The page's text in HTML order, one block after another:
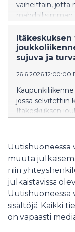
vaiheittain, jotta
mahdollisimman
Itäkeskuksen
sujuva ja
26.6.2026 12:00:00
jossa selvitettiin
Itäkeskuksen
Uutishuoneessa
muuta
niin
julkaistavissa
Uutishuoneessa
sisältöjä. Kaikki
on vapaasti